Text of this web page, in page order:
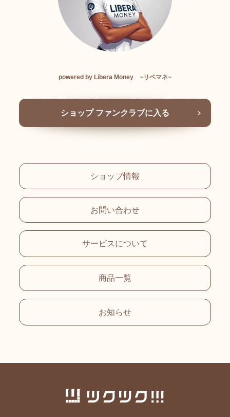
powered by Libera Money ~リベマネ~
ショップ ファンクラブに入る
ショップ情報
お問い合わせ
サービスについて
商品一覧
お知らせ